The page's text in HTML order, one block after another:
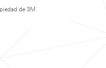
de 3M